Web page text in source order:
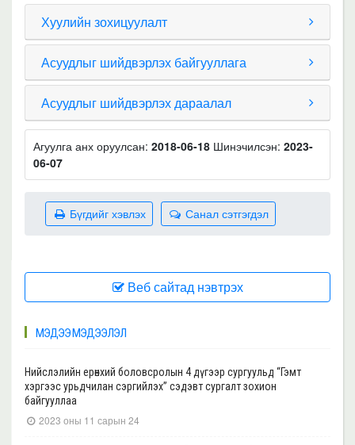
Хуулийн зохицуулалт
Асуудлыг шийдвэрлэх байгууллага
Асуудлыг шийдвэрлэх дараалал
Агуулга анх оруулсан: 2018-06-18 Шинэчилсэн: 2023-
06-07
Санал сэтгэгдэл
Бүгдийг хэвлэх
Веб сайтад нэвтрэх
МЭДЭЭ МЭДЭЭЛЭЛ
Нийслэлийн ерөнхий боловсролын 4 дүгээр сургуульд “Гэмт
хэргээс урьдчилан сэргийлэх” сэдэвт сургалт зохион
байгууллаа
2023 оны 11 сарын 24